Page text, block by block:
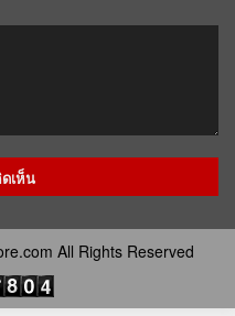
All Rights Reserved